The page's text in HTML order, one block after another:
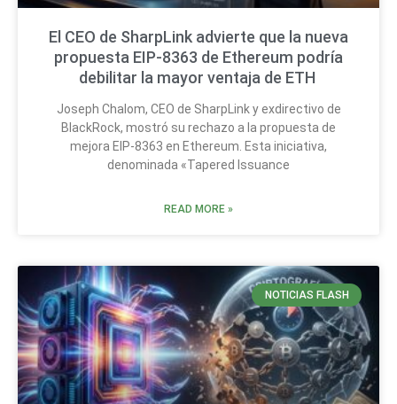
El CEO de SharpLink advierte que la nueva
propuesta EIP-8363 de Ethereum podría
debilitar la mayor ventaja de ETH
Joseph Chalom, CEO de SharpLink y exdirectivo de
BlackRock, mostró su rechazo a la propuesta de
mejora EIP-8363 en Ethereum. Esta iniciativa,
denominada «Tapered Issuance
READ MORE »
NOTICIAS FLASH